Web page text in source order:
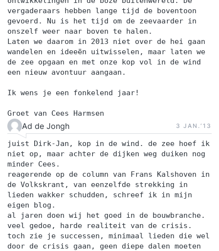
vergaderaars hebben lange tijd de boventoon
gevoerd. Nu is het tijd om de zeevaarder in
onszelf weer naar boven te halen.
Laten we daarom in 2013 niet over de hei gaan
wandelen en ideeën uitwisselen, maar laten we
de zee opgaan en met onze kop vol in de wind
een nieuw avontuur aangaan.
Ik wens je een fonkelend jaar!
Groet van Cees Harmsen
Ad de Jongh 3 JAN.‘13
juist Dirk-Jan, kop in de wind. de zee hoef ik
niet op, maar achter de dijken weg duiken nog
minder Cees.
reagerende op de column van Frans Kalshoven in
de Volkskrant, van eenzelfde strekking in
lieden wakker schudden, schreef ik in mijn
eigen blog.
al jaren doen wij het goed in de bouwbranche.
veel gedoe, harde realiteit van de crisis.
toch zie je successen, minimaal lieden die wel
door de crisis gaan, geen diepe dalen moeten